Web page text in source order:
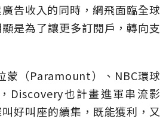
告收入的同時，網飛面臨全球
是為了讓更多訂閱戶，轉向支
蒙（Paramount）、NBC環球
Discovery也計畫進軍串流影
好叫座的續集，既能獲利，又